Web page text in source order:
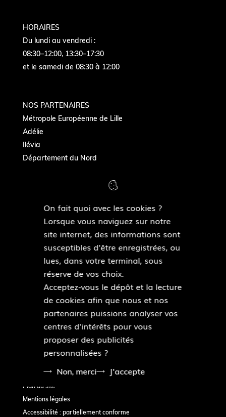
On fait quoi avec les cookies ?
Lorsque vous naviguez sur notre
site internet, des informations sont
susceptibles d'être enregistrées, ou
lues, dans votre terminal, sous
réserve de vos choix.
Acceptez-vous le dépôt et la lecture
de cookies afin que nous et nos
partenaires puissions analyser vos
centres d'intérêts pour vous
proposer des publicités
personnalisées ?
Non, merci J'accepte
HORAIRES
Du lundi au vendredi :
08:30–12:00, 13:30–17:30
et le samedi de 08:30 à 12:00
NOS PARTENAIRES
Métropole Européenne de Lille
Adélie
Ilévia
Département du Nord
NOUS SUIVRE
u
F
c
o
I
s
r
a
m
MAIRIES DE QUARTIERS
Découvrir les mairies de quartiers
Accéder à l’espace presse
Pied
de
page
Plan du site
Mentions légales
Accessibilité : partiellement conforme